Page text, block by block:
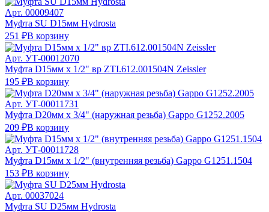
Арт. 00009407
Муфта SU D15мм Hydrosta
251 ₽В корзину
Арт. УТ-00012070
Муфта D15мм х 1/2" вр ZTI.612.001504N Zeissler
195 ₽В корзину
Арт. УТ-00011731
Муфта D20мм х 3/4" (наружная резьба) Gappo G1252.2005
209 ₽В корзину
Арт. УТ-00011728
Муфта D15мм х 1/2" (внутренняя резьба) Gappo G1251.1504
153 ₽В корзину
Арт. 00037024
Муфта SU D25мм Hydrosta